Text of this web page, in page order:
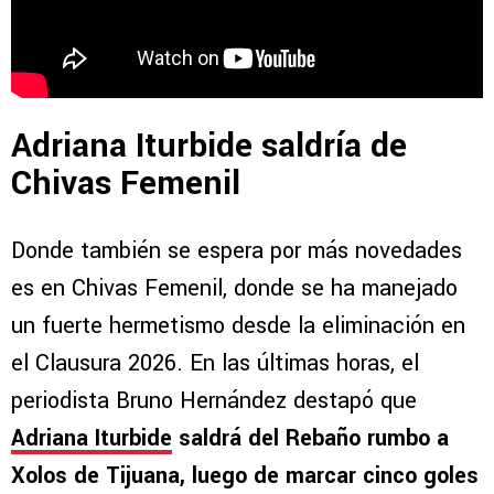
Adriana Iturbide saldría de
Chivas Femenil
Donde también se espera por más novedades
es en Chivas Femenil, donde se ha manejado
un fuerte hermetismo desde la eliminación en
el Clausura 2026. En las últimas horas, el
periodista Bruno Hernández destapó que
Adriana Iturbide saldrá del Rebaño rumbo a
Xolos de Tijuana, luego de marcar cinco goles